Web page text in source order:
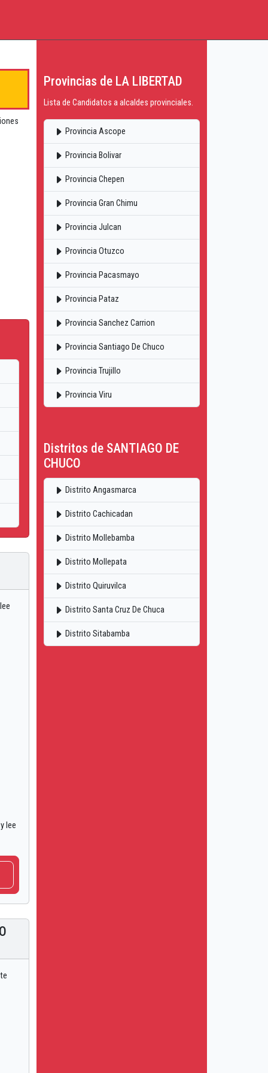
lee
Provincias de LA LIBERTAD
Lista de Candidatos a alcaldes provinciales.
Provincia Ascope
Provincia Bolivar
Provincia Chepen
Provincia Gran Chimu
Provincia Julcan
Provincia Otuzco
Provincia Pacasmayo
Provincia Pataz
Provincia Sanchez Carrion
Provincia Santiago De Chuco
Provincia Trujillo
Provincia Viru
Distritos de SANTIAGO DE
CHUCO
Distrito Angasmarca
Distrito Cachicadan
Distrito Mollebamba
Distrito Mollepata
Distrito Quiruvilca
Distrito Santa Cruz De Chuca
Distrito Sitabamba